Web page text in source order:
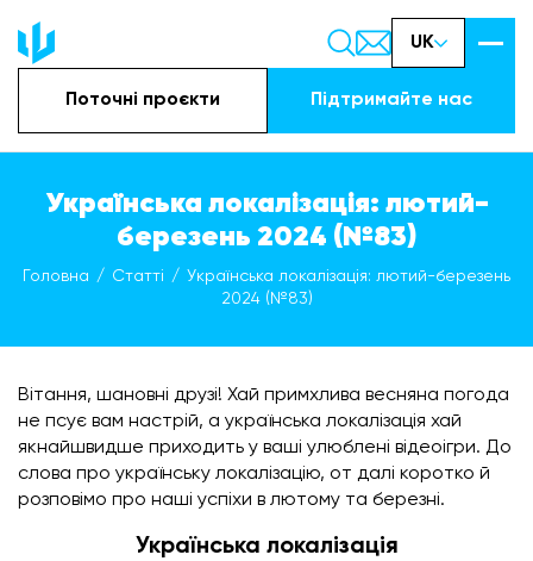
UK
Поточні проєкти Підтримайте наc
Українська локалізація: лютий-
березень 2024 (№83)
Головна Статті
Українська локалізація: лютий-березень
2024 (№83)
Вітання, шановні друзі! Хай примхлива весняна погода
не псує вам настрій, а українська локалізація хай
якнайшвидше приходить у ваші улюблені відеоігри. До
слова про українську локалізацію, от далі коротко й
розповімо про наші успіхи в лютому та березні.
Українська локалізація